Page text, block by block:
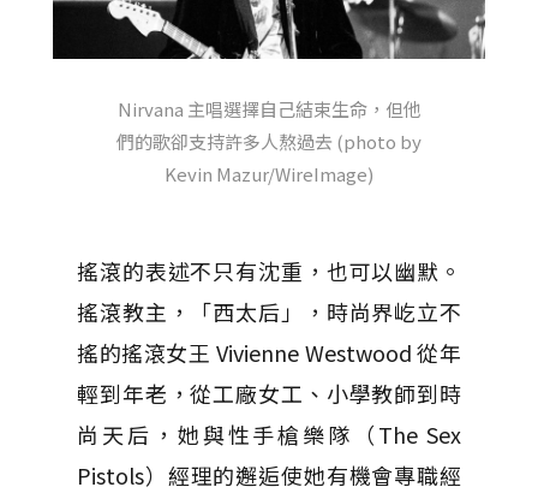
Nirvana 主唱選擇自己結束生命，但他
們的歌卻支持許多人熬過去 (photo by
Kevin Mazur/WireImage)
搖滾的表述不只有沈重，也可以幽默。
搖滾教主，「西太后」，時尚界屹立不
搖的搖滾女王 Vivienne Westwood 從年
輕到年老，從工廠女工、小學教師到時
尚天后，她與性手槍樂隊（The Sex
Pistols）經理的邂逅使她有機會專職經